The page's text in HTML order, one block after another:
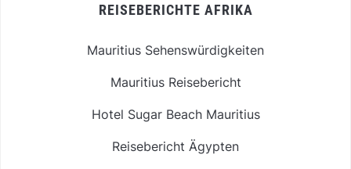
REISEBERICHTE AFRIKA
Mauritius Sehenswürdigkeiten
Mauritius Reisebericht
Hotel Sugar Beach Mauritius
Reisebericht Ägypten